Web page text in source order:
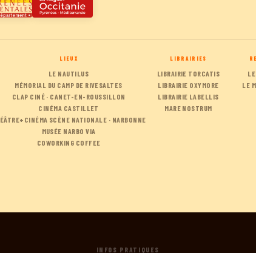
LIEUX
LE NAUTILUS
MÉMORIAL DU CAMP DE RIVESALTES
CLAP CINÉ · CANET-EN-ROUSSILLON
CINÉMA CASTILLET
SCÈNE NATIONALE · NARBONNE
MUSÉE NARBO VIA
COWORKING COFFEE
LIBRAIRIES
LIBRAIRIE TORCATIS
LIBRAIRIE OXYMORE
LIBRAIRIE LABELLIS
MARE NOSTRUM
LE
INFOS PRATIQUES